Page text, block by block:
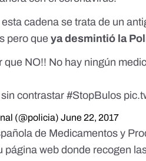
cadena se trata de un
pero queya desmintió la
que NO!! No hay ningún
contrastar#StopBulos
(@policia)June 22, 2017
de Medicamentos y
página webdonde recogen